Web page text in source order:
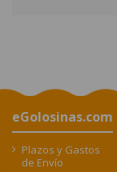
eGolosinas.com
Plazos y Gastos
de Envío